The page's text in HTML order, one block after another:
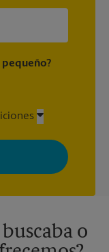
pequeño?
de The UPS
y mensajes
en cualquier
política de
o